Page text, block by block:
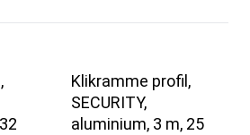
Klikramme profil,
SECURITY,
aluminium, 3 m, 25